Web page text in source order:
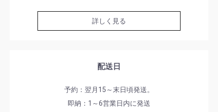
詳しく見る
配送日
予約：翌月15～末日頃発送。
即納：1～6営業日内に発送